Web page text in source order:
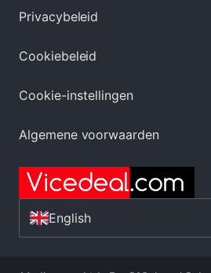
Privacybeleid
Cookiebeleid
Cookie-instellingen
Algemene voorwaarden
English